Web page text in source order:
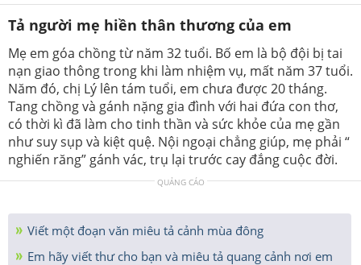
Tả người mẹ hiền thân thương của em
Mẹ em góa chồng từ năm 32 tuổi. Bố em là bộ đội bị tai
nạn giao thông trong khi làm nhiệm vụ, mất năm 37 tuổi.
Năm đó, chị Lý lên tám tuổi, em chưa được 20 tháng.
Tang chồng và gánh nặng gia đình với hai đứa con thơ,
có thời kì đã làm cho tinh thần và sức khỏe của mẹ gần
như suy sụp và kiệt quệ. Nội ngoại chẳng giúp, mẹ phải “
nghiến răng” gánh vác, trụ lại trước cay đắng cuộc đời.
QUẢNG CÁO
Viết một đoạn văn miêu tả cảnh mùa đông
Em hãy viết thư cho bạn và miêu tả quang cảnh nơi em